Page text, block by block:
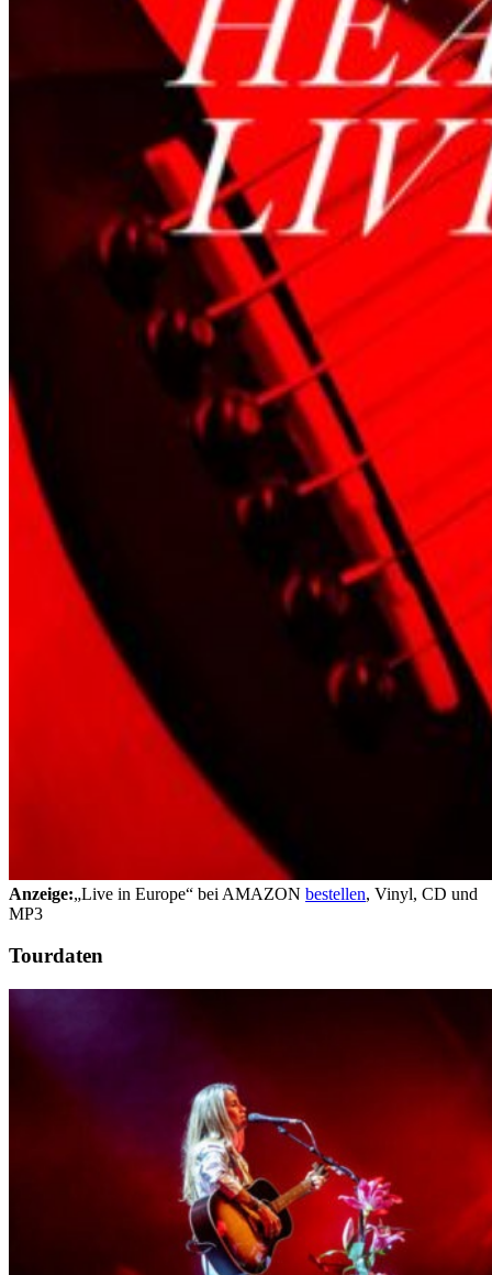
Anzeige:„Live in Europe“ bei AMAZON bestellen, Vinyl, CD und
MP3
Tourdaten